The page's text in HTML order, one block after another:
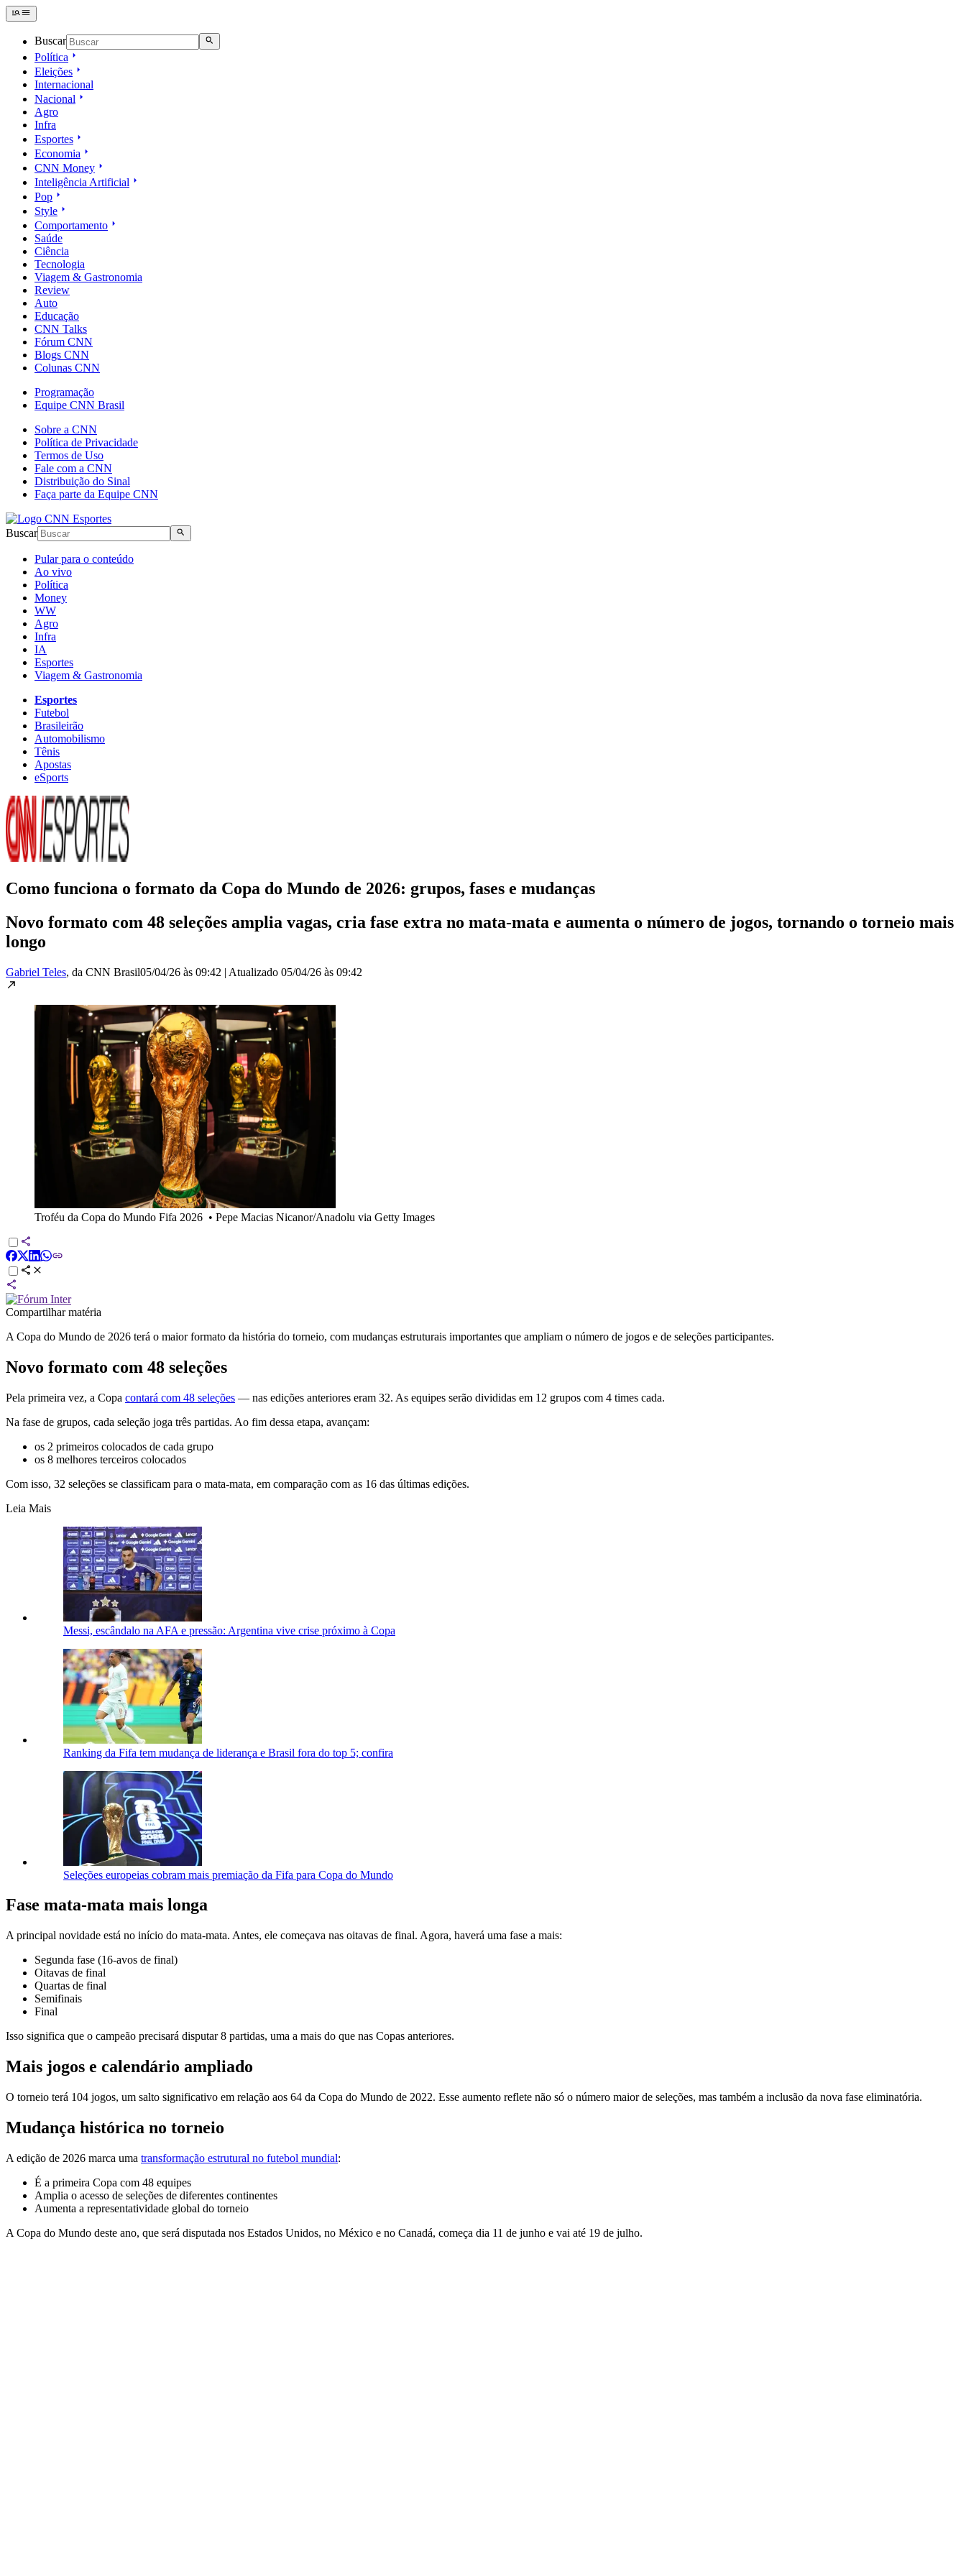
Buscar
Política
Eleições
Internacional
Nacional
Agro
Infra
Esportes
Economia
CNN Money
Inteligência Artificial
Pop
Style
Comportamento
Saúde
Ciência
Tecnologia
Viagem & Gastronomia
Review
Auto
Educação
CNN Talks
Fórum CNN
Blogs CNN
Colunas CNN
Programação
Equipe CNN Brasil
Sobre a CNN
Política de Privacidade
Termos de Uso
Fale com a CNN
Distribuição do Sinal
Faça parte da Equipe CNN
Buscar
Pular para o conteúdo
Ao vivo
Política
Money
WW
Agro
Infra
IA
Esportes
Viagem & Gastronomia
Esportes
Futebol
Brasileirão
Automobilismo
Tênis
Apostas
eSports
Como funciona o formato da Copa do Mundo de 2026: grupos, fases e mudanças
Novo formato com 48 seleções amplia vagas, cria fase extra no mata-mata e aumenta o número de jogos, tornando o torneio mais
longo
Gabriel Teles, da CNN Brasil05/04/26 às 09:42 | Atualizado 05/04/26 às 09:42
Troféu da Copa do Mundo Fifa 2026 • Pepe Macias Nicanor/Anadolu via Getty Images
Compartilhar matéria
A Copa do Mundo de 2026 terá o maior formato da história do torneio, com mudanças estruturais importantes que ampliam o número de jogos e de seleções participantes.
Novo formato com 48 seleções
Pela primeira vez, a Copa contará com 48 seleções — nas edições anteriores eram 32. As equipes serão divididas em 12 grupos com 4 times cada.
Na fase de grupos, cada seleção joga três partidas. Ao fim dessa etapa, avançam:
os 2 primeiros colocados de cada grupo
os 8 melhores terceiros colocados
Com isso, 32 seleções se classificam para o mata-mata, em comparação com as 16 das últimas edições.
Leia Mais
Messi, escândalo na AFA e pressão: Argentina vive crise próximo à Copa
Ranking da Fifa tem mudança de liderança e Brasil fora do top 5; confira
Seleções europeias cobram mais premiação da Fifa para Copa do Mundo
Fase mata-mata mais longa
A principal novidade está no início do mata-mata. Antes, ele começava nas oitavas de final. Agora, haverá uma fase a mais:
Segunda fase (16-avos de final)
Oitavas de final
Quartas de final
Semifinais
Final
Isso significa que o campeão precisará disputar 8 partidas, uma a mais do que nas Copas anteriores.
Mais jogos e calendário ampliado
O torneio terá 104 jogos, um salto significativo em relação aos 64 da Copa do Mundo de 2022. Esse aumento reflete não só o número maior de seleções, mas também a inclusão da nova fase eliminatória.
Mudança histórica no torneio
A edição de 2026 marca uma transformação estrutural no futebol mundial:
É a primeira Copa com 48 equipes
Amplia o acesso de seleções de diferentes continentes
Aumenta a representatividade global do torneio
A Copa do Mundo deste ano, que será disputada nos Estados Unidos, no México e no Canadá, começa dia 11 de junho e vai até 19 de julho.